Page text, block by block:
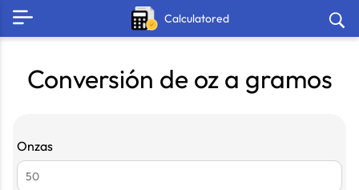
Calculatored
Conversión de oz a gramos
Onzas